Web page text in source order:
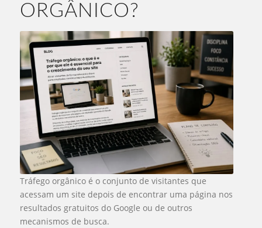
ORGÂNICO?
Tráfego orgânico é o conjunto de visitantes que
acessam um site depois de encontrar uma página nos
resultados gratuitos do Google ou de outros
mecanismos de busca.